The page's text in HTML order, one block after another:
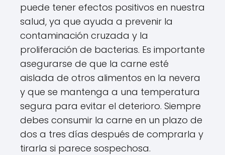
puede tener efectos positivos en nuestra
salud, ya que ayuda a prevenir la
contaminación cruzada y la
proliferación de bacterias. Es importante
asegurarse de que la carne esté
aislada de otros alimentos en la nevera
y que se mantenga a una temperatura
segura para evitar el deterioro. Siempre
debes consumir la carne en un plazo de
dos a tres días después de comprarla y
tirarla si parece sospechosa.